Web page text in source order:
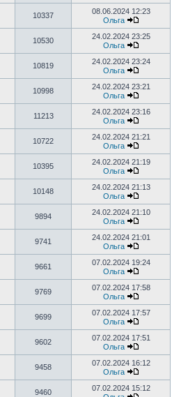
10337
08.06.2024 12:23
Ольга
10530
24.02.2024 23:25
Ольга
10819
24.02.2024 23:24
Ольга
10998
24.02.2024 23:21
Ольга
11213
24.02.2024 23:16
Ольга
10722
24.02.2024 21:21
Ольга
10395
24.02.2024 21:19
Ольга
10148
24.02.2024 21:13
Ольга
9894
24.02.2024 21:10
Ольга
9741
24.02.2024 21:01
Ольга
9661
07.02.2024 19:24
Ольга
9769
07.02.2024 17:58
Ольга
9699
07.02.2024 17:57
Ольга
9602
07.02.2024 17:51
Ольга
9458
07.02.2024 16:12
Ольга
9460
07.02.2024 15:12